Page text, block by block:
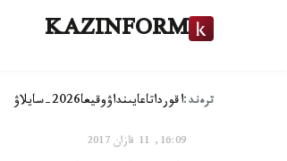
KAZINFORM
ترەند:اقورداتاعايىنداۋوقيعا2026-سايلاۋ
16:09, 11 قازان 2017